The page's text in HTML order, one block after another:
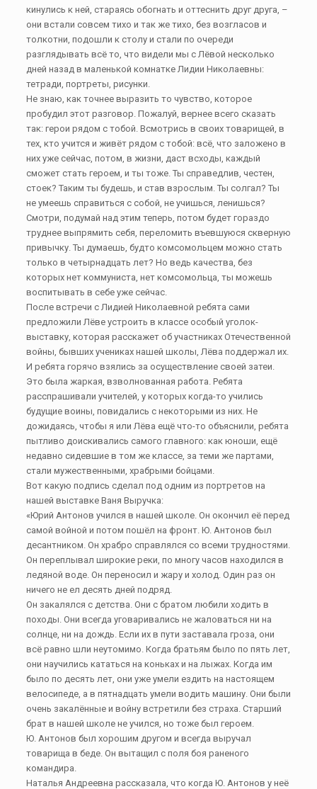
кинулись к ней, стараясь обогнать и оттеснить друг друга, –
они встали совсем тихо и так же тихо, без возгласов и
толкотни, подошли к столу и стали по очереди
разглядывать всё то, что видели мы с Лёвой несколько
дней назад в маленькой комнатке Лидии Николаевны:
тетради, портреты, рисунки.
Не знаю, как точнее выразить то чувство, которое
пробудил этот разговор. Пожалуй, вернее всего сказать
так: герои рядом с тобой. Всмотрись в своих товарищей, в
тех, кто учится и живёт рядом с тобой: всё, что заложено в
них уже сейчас, потом, в жизни, даст всходы, каждый
сможет стать героем, и ты тоже. Ты справедлив, честен,
стоек? Таким ты будешь, и став взрослым. Ты солгал? Ты
не умеешь справиться с собой, не учишься, ленишься?
Смотри, подумай над этим теперь, потом будет гораздо
труднее выпрямить себя, переломить въевшуюся скверную
привычку. Ты думаешь, будто комсомольцем можно стать
только в четырнадцать лет? Но ведь качества, без
которых нет коммуниста, нет комсомольца, ты можешь
воспитывать в себе уже сейчас.
После встречи с Лидией Николаевной ребята сами
предложили Лёве устроить в классе особый уголок-
выставку, которая расскажет об участниках Отечественной
войны, бывших учениках нашей школы, Лёва поддержал их.
И ребята горячо взялись за осуществление своей затеи.
Это была жаркая, взволнованная работа. Ребята
расспрашивали учителей, у которых когда-то учились
будущие воины, повидались с некоторыми из них. Не
дожидаясь, чтобы я или Лёва ещё что-то объяснили, ребята
пытливо доискивались самого главного: как юноши, ещё
недавно сидевшие в том же классе, за теми же партами,
стали мужественными, храбрыми бойцами.
Вот какую подпись сделал под одним из портретов на
нашей выставке Ваня Выручка:
«Юрий Антонов учился в нашей школе. Он окончил её перед
самой войной и потом пошёл на фронт. Ю. Антонов был
десантником. Он храбро справлялся со всеми трудностями.
Он переплывал широкие реки, по многу часов находился в
ледяной воде. Он переносил и жару и холод. Один раз он
ничего не ел десять дней подряд.
Он закалялся с детства. Они с братом любили ходить в
походы. Они всегда уговаривались не жаловаться ни на
солнце, ни на дождь. Если их в пути заставала гроза, они
всё равно шли неутомимо. Когда братьям было по пять лет,
они научились кататься на коньках и на лыжах. Когда им
было по десять лет, они уже умели ездить на настоящем
велосипеде, а в пятнадцать умели водить машину. Они были
очень закалённые и войну встретили без страха. Старший
брат в нашей школе не учился, но тоже был героем.
Ю. Антонов был хорошим другом и всегда выручал
товарища в беде. Он вытащил с поля боя раненого
командира.
Наталья Андреевна рассказала, что когда Ю. Антонов у неё